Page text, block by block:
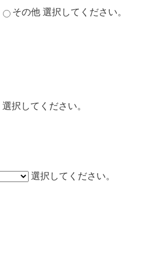
その他 選択してください。
選択してください。
選択してください。